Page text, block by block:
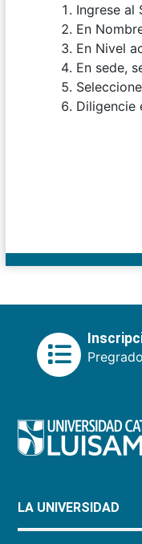
Ingrese al
En
En Nivel
En sede,
Diligencie
LA UNIVERSIDAD